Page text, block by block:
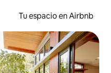
Tu espacio en Airbnb